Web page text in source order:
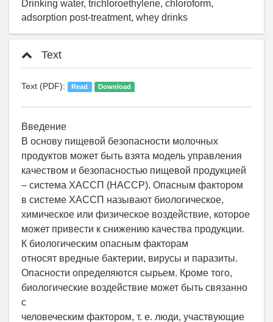
Drinking water, trichloroethylene, chloroform,
adsorption post-treatment, whey drinks
Text
Text (PDF): Read Download
Введение
В основу пищевой безопасности молочных
продуктов может быть взята модель управления
качеством и безопасностью пищевой продукцией
– система ХАССП (НАССР). Опасным фактором
в системе ХАССП называют биологическое,
химическое или физическое воздействие, которое
может привести к снижению качества продукции.
К биологическим опасным факторам
относят вредные бактерии, вирусы и паразиты.
Опасности определяются сырьем. Кроме того,
биологические воздействие может быть связанно
с
человеческим фактором, т. е. люди, участвующие